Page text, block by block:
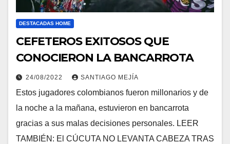
DESTACADAS HOME
CEFETEROS EXITOSOS QUE
CONOCIERON LA BANCARROTA
24/08/2022 SANTIAGO MEJÍA
Estos jugadores colombianos fueron millonarios y de
la noche a la mañana, estuvieron en bancarrota
gracias a sus malas decisiones personales. LEER
TAMBIÉN: El CÚCUTA NO LEVANTA CABEZA TRAS